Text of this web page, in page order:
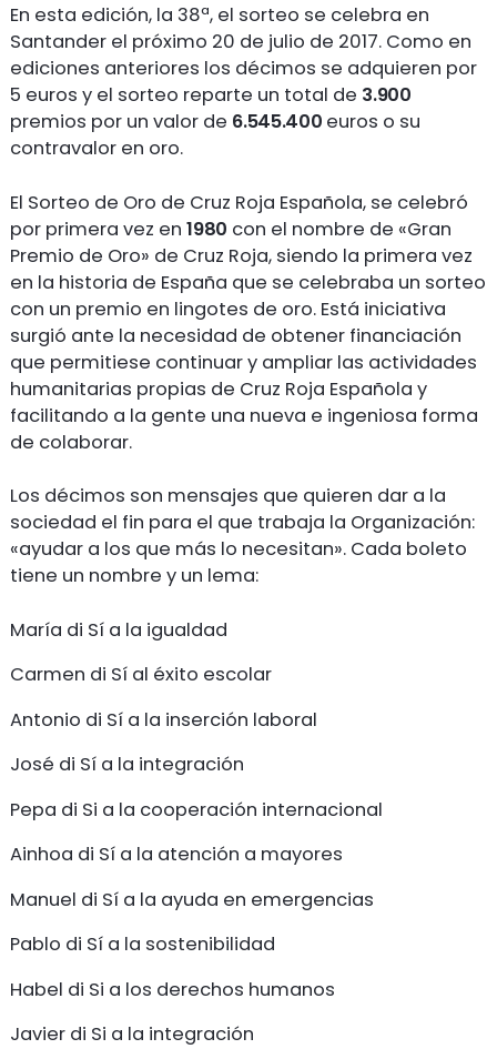
En esta edición, la 38ª, el sorteo se celebra en
Santander el próximo 20 de julio de 2017. Como en
ediciones anteriores los décimos se adquieren por
5 euros y el sorteo reparte un total de 3.900
premios por un valor de 6.545.400 euros o su
contravalor en oro.
El Sorteo de Oro de Cruz Roja Española, se celebró
por primera vez en1980 con el nombre de «Gran
Premio de Oro» de Cruz Roja, siendo la primera vez
en la historia de España que se celebraba un sorteo
con un premio en lingotes de oro. Está iniciativa
surgió ante la necesidad de obtener financiación
que permitiese continuar y ampliar las actividades
humanitarias propias de Cruz Roja Española y
facilitando a la gente una nueva e ingeniosa forma
de colaborar.
Los décimos son mensajes que quieren dar a la
sociedad el fin para el que trabaja la Organización:
«ayudar a los que más lo necesitan». Cada boleto
tiene un nombre y un lema:
María di Sí a la igualdad
Carmen di Sí al éxito escolar
Antonio di Sí a la inserción laboral
José di Sí a la integración
Pepa di Si a la cooperación internacional
Ainhoa di Sí a la atención a mayores
Manuel di Sí a la ayuda en emergencias
Pablo di Sí a la sostenibilidad
Habel di Si a los derechos humanos
Javier di Si a la integración